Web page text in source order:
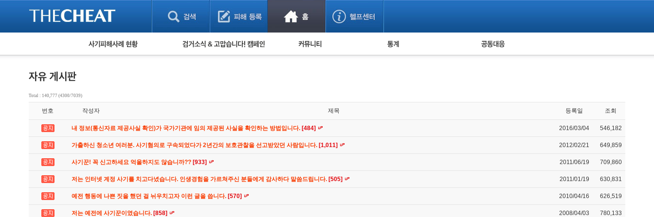
피해사례 현황
유해사이트 목록
비공개 피해사례
검거 소식 사기 예방했어요!
사기방지 아이디어
신종사기 주의 정보
누적 피해사례 통계 피해자 공동대응
Total : 140,777 (4300/7039)
번호 작성자 제목 등록일 조회
내 정보(통신자료 제공사실 확인)가 국가기관에 임의 제공된 사실을 확인하는 방법입니다. [484] 2016/03/04 546,182
가출하신 청소년 여러분. 사기혐의로 구속되었다가 2년간의 보호관찰을 선고받았던 사람입니다. [1,011] 2012/02/21 649,859
사기꾼! 꼭 신고하세요 억울하지도 않습니까?? [933] 2011/06/19 709,860
저는 인터넷 계정 사기를 치고다녔습니다. 인생경험을 가르쳐주신 분들에게 감사하다 말씀드립니다. [505] 2011/01/19 630,831
예전 행동에 나쁜 짓을 했던 걸 뉘우치고자 이런 글을 씁니다. [570] 2010/04/16 626,519
저는 예전에 사기꾼이였습니다. [858] 2008/04/03 780,133